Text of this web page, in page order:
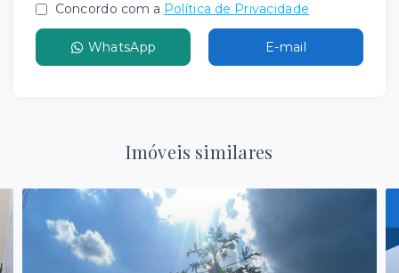
Concordo com a Política de Privacidade
WhatsApp E-mail
Imóveis similares